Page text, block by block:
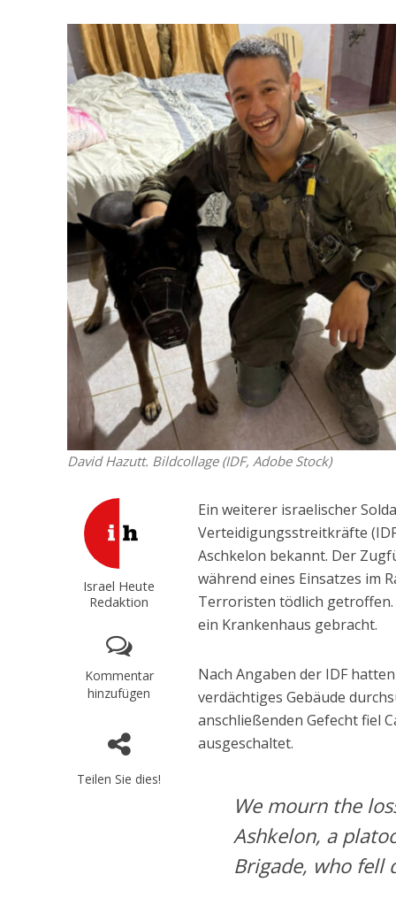
David Hazutt. Bildcollage (IDF, Adobe Stock)
Israel Heute
Redaktion
Kommentar
hinzufügen
Teilen Sie dies!
Ein weiterer israelischer
Verteidigungsstreitkräfte
Aschkelon bekannt. Der
während eines Einsatzes im
Terroristen tödlich
ein Krankenhaus gebracht.
Nach Angaben der IDF
verdächtiges Gebäude
anschließenden Gefecht fiel
ausgeschaltet.
We mourn the
Ashkelon, a
Brigade, who fell
Israelische
die